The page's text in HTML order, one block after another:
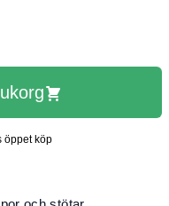
öppet köp